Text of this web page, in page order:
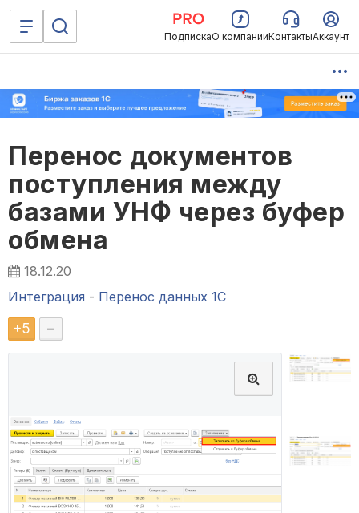
ПодпискаО компанииКонтактыАккаунт
Перенос документов
поступления между
базами УНФ через буфер
обмена
18.12.20
Интеграция - Перенос данных 1C
+5 –